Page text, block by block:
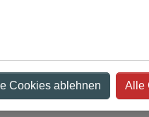
nach
Cookies ablehnen Alle